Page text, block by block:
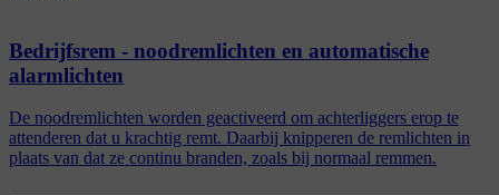
Bedrijfsrem - noodremlichten en automatische
alarmlichten
De noodremlichten worden geactiveerd om achterliggers erop te
attenderen dat u krachtig remt. Daarbij knipperen de remlichten in
plaats van dat ze continu branden, zoals bij normaal remmen.